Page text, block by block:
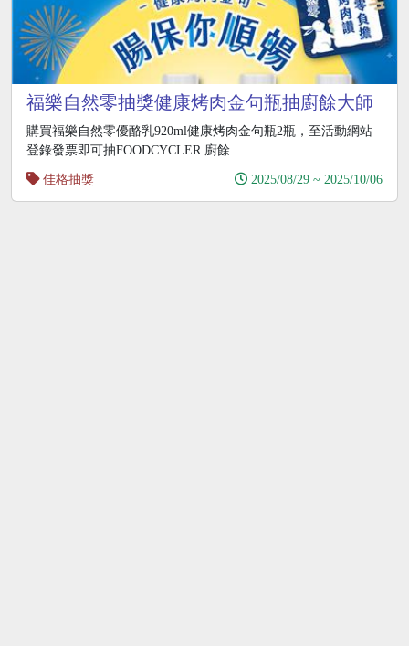
福樂自然零抽獎健康烤肉金句瓶抽廚餘大師
PRO
購買福樂自然零優酪乳920ml健康烤肉金句瓶2瓶，至活動網站
登錄發票即可抽FOODCYCLER 廚餘
佳格抽獎
2025/08/29 ~ 2025/10/06